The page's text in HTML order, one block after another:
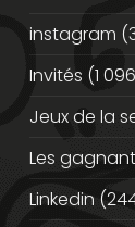
instagram
Invités (1
Jeux de la
Les
Linkedin